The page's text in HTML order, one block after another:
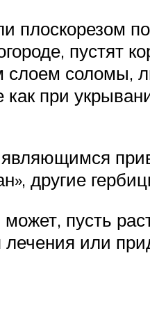
плоскорезом
пустят
соломы,
при
другие
пусть
лечения или